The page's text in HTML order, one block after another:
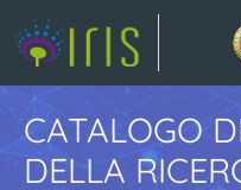
CATALOGO
DELLA